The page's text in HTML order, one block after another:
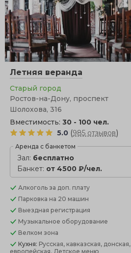
Летняя веранда
Старый город
Ростов-на-Дону, проспект
Шолохова, 316
Вместимость: 30 - 100 чел.
5.0 (985 отзывов)
Аренда с банкетом
Зал: бесплатно
Банкет: от 4500 ₽/чел.
Алкоголь за доп. плату
Парковка на 20 машин
Выездная регистрация
Музыкальное оборудование
Велком зона
Кухня: Русская, кавказская, донская,
европейская, Детское меню